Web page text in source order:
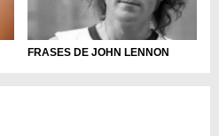
FRASES DE JOHN LENNON